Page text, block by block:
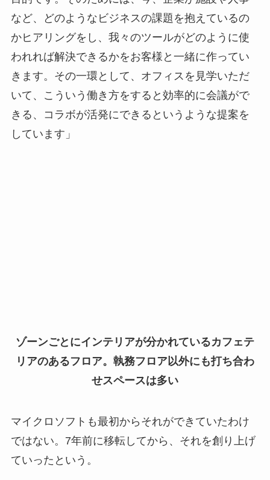
目的です。そのためには、今、企業が施設や人事
など、どのようなビジネスの課題を抱えているの
かヒアリングをし、我々のツールがどのように使
われれば解決できるかをお客様と一緒に作ってい
きます。その一環として、オフィスを見学いただ
いて、こういう働き方をすると効率的に会議がで
きる、コラボが活発にできるというような提案を
ゾーンごとにインテリアが分かれているカフェテ
リアのあるフロア。執務フロア以外にも打ち合わ
マイクロソフトも最初からそれができていたわけ
ではない。7年前に移転してから、それを創り上げ